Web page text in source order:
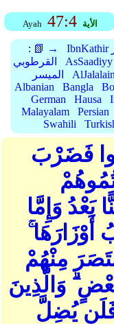
Ayah 47:4 الأية
: 📗 →
القرطوبي
الميسر
Albanian
Bangla
German
Hausa
Malayalam
Persian
Swahili
فَضَرْبَ
بَعْدُ وَإِمَّا
مِنْهُمْ
وَالَّذِينَ
فَلَن يُضِلَّ